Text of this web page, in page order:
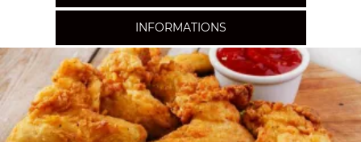
INFORMATIONS